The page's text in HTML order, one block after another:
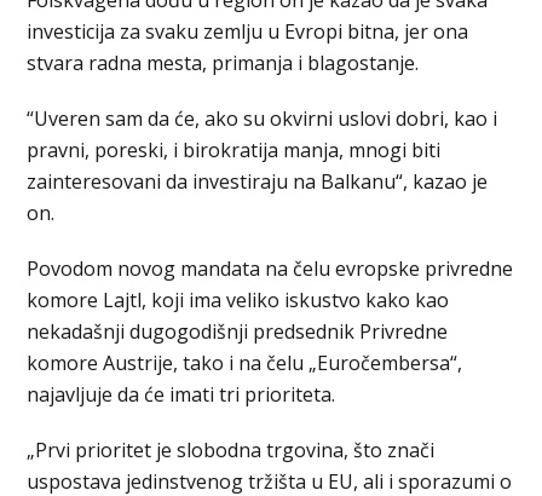
investicija za svaku zemlju u Evropi bitna, jer ona
stvara radna mesta, primanja i blagostanje.
“Uveren sam da će, ako su okvirni uslovi dobri, kao i
pravni, poreski, i birokratija manja, mnogi biti
zainteresovani da investiraju na Balkanu“, kazao je
on.
Povodom novog mandata na čelu evropske privredne
komore Lajtl, koji ima veliko iskustvo kako kao
nekadašnji dugogodišnji predsednik Privredne
komore Austrije, tako i na čelu „Euročembersa“,
najavljuje da će imati tri prioriteta.
„Prvi prioritet je slobodna trgovina, što znači
uspostava jedinstvenog tržišta u EU, ali i sporazumi o